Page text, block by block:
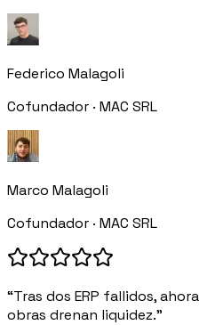
Federico Malagoli
Cofundador · MAC SRL
Marco Malagoli
Cofundador · MAC SRL
“Tras dos ERP fallidos,
obras drenan liquidez.”